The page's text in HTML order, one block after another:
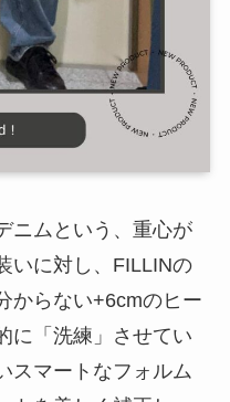
ニムという、重心が
いに対し、FILLINの
からない+6cmのヒー
に「洗練」させてい
スマートなフォルム